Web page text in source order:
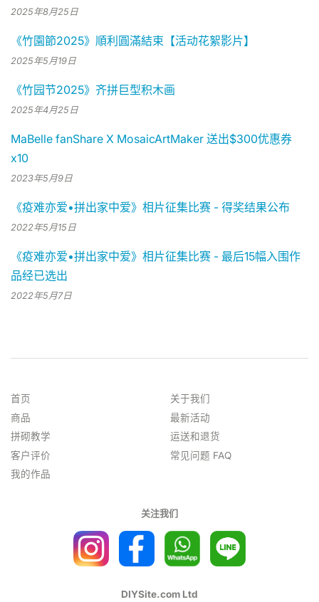
2025年8月25日
《竹園節2025》順利圓滿結束【活动花絮影片】
2025年5月19日
《竹园节2025》齐拼巨型积木画
2025年4月25日
MaBelle fanShare X MosaicArtMaker 送出$300优惠券
x10
2023年5月9日
《疫难亦爱•拼出家中爱》相片征集比赛 - 得奖结果公布
2022年5月15日
《疫难亦爱•拼出家中爱》相片征集比赛 - 最后15幅入围作
品经已选出
2022年5月7日
首页
商品
拼砌教学
客户评价
我的作品
关于我们
最新活动
运送和退货
常见问题 FAQ
关注我们
DIYSite.com Ltd